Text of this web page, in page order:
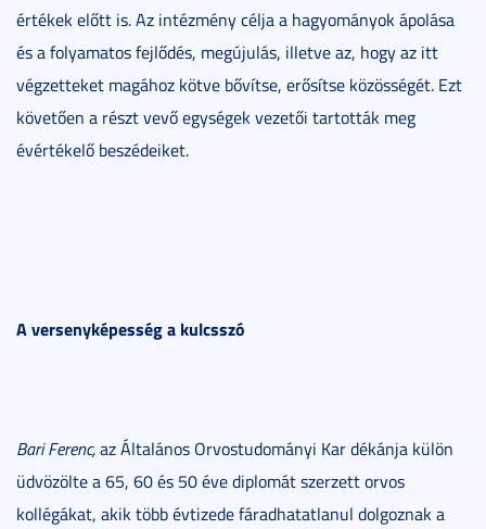
értékek előtt is. Az intézmény célja a hagyományok ápolása
és a folyamatos fejlődés, megújulás, illetve az, hogy az itt
végzetteket magához kötve bővítse, erősítse közösségét. Ezt
követően a részt vevő egységek vezetői tartották meg
évértékelő beszédeiket.
A versenyképesség a kulcsszó
Bari Ferenc,az Általános Orvostudományi Kar dékánja külön
üdvözölte a 65, 60 és 50 éve diplomát szerzett orvos
kollégákat, akik több évtizede fáradhatatlanul dolgoznak a